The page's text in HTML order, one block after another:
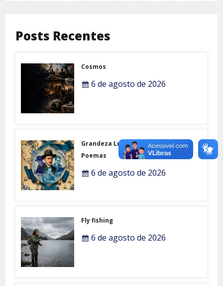
Posts Recentes
Cosmos
6 de agosto de 2026
Grandeza Lusófona e Expo-
Poemas
6 de agosto de 2026
Fly fishing
6 de agosto de 2026